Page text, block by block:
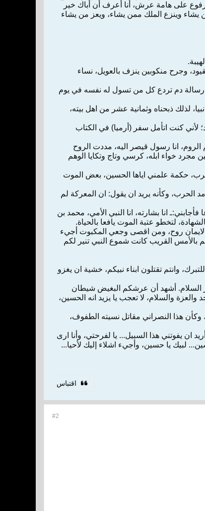
على هامة عرش، أنا أعرف أن أباك خير
يشاء وينزع الملك ممن يشاء، ويعز من يشاء
وجرح منكوبين ينزف بالعويل، نساء
رسالة دم تردع كل من تسول له نفسه في يوم
لذلك ذبحناه وثمانية عشر من اهل بيته،
لأني كنت اتأمل سفر (أرميا) في الكتاب
انا رسول قيصر اليه، مددت الروح
خواء ابله، كرسي وتاج وتكايا الوهم
حكمة علمني اياها الحسين، بعض الموت
الحرب، وكأنه يريد ان يقول: ان المعركة لم
انا بشارته، انا النبي الأمي، محمد بن
لتخطو عتبة الموت يافعا بالحياة.
روح، ومن اقصى وجعي المكبوت أجيء
بالأمس القريب كانت شموع النبي تنير لكم
وانتم تقتلون ابناء نبيكم، خشية ان يغزو
السلام. أشهد أن عرشكم البغيض شيطان
والسلام، لا تعجب يا يزيد انه الحسين،
وكأن هذا النصراني مقاتل نسيته الطفوف،
ان يفوتني هذا السبيل... يا لفرحتي، وأنا ارى
لبيك يا حسين، وأجيء اشلاء إليك لأحيا...
اقتباس
#2